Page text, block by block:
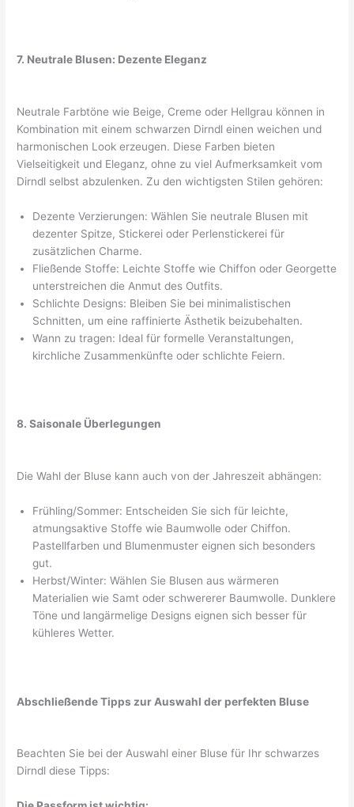
7. Neutrale Blusen: Dezente Eleganz
Neutrale Farbtöne wie Beige, Creme oder Hellgrau können in
Kombination mit einem schwarzen Dirndl einen weichen und
harmonischen Look erzeugen. Diese Farben bieten
Vielseitigkeit und Eleganz, ohne zu viel Aufmerksamkeit vom
Dirndl selbst abzulenken. Zu den wichtigsten Stilen gehören:
Dezente Verzierungen: Wählen Sie neutrale Blusen mit
dezenter Spitze, Stickerei oder Perlenstickerei für
zusätzlichen Charme.
Fließende Stoffe: Leichte Stoffe wie Chiffon oder Georgette
unterstreichen die Anmut des Outfits.
Schlichte Designs: Bleiben Sie bei minimalistischen
Schnitten, um eine raffinierte Ästhetik beizubehalten.
Wann zu tragen: Ideal für formelle Veranstaltungen,
kirchliche Zusammenkünfte oder schlichte Feiern.
8. Saisonale Überlegungen
Die Wahl der Bluse kann auch von der Jahreszeit abhängen:
Frühling/Sommer: Entscheiden Sie sich für leichte,
atmungsaktive Stoffe wie Baumwolle oder Chiffon.
Pastellfarben und Blumenmuster eignen sich besonders
gut.
Herbst/Winter: Wählen Sie Blusen aus wärmeren
Materialien wie Samt oder schwererer Baumwolle. Dunklere
Töne und langärmelige Designs eignen sich besser für
kühleres Wetter.
Abschließende Tipps zur Auswahl der perfekten Bluse
Beachten Sie bei der Auswahl einer Bluse für Ihr schwarzes
Dirndl diese Tipps: